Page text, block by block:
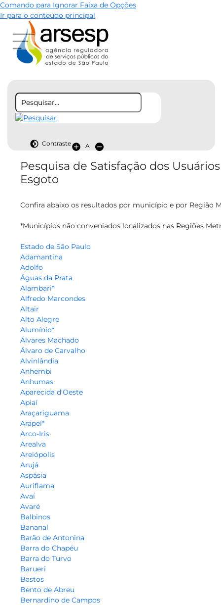
Comando para Ignorar Faixa de Opções
Ir para o conteúdo principal
Contraste A
​​​​​​​​Pesquisa de Satisfação dos
Esgoto
Confira abaixo os resultados por município e por Região
*Municípios não conveniados localizados nas Regiões
Estado de São Paulo
Adamantina
Adolfo
Águas da Prata
Alambari*
Alfredo Marcondes
Altair
Alto Alegre
Alumínio*
Álvares Machado
Álvaro de Carvalho
Alvinlândia
Anhembi
Anhumas
Aparecida d'Oeste
Apiaí
Araçariguama
Arapeí*
Arco-Iris
Arealva
Areiópolis
Arujá
Aspásia
Auriflama
Avaí
Avaré
Balbinos
Bananal
Barão de Antonina
Barra do Chapéu
Barra do Turvo
Barueri
Bastos
Bento de Abreu
Bernardino de Campos